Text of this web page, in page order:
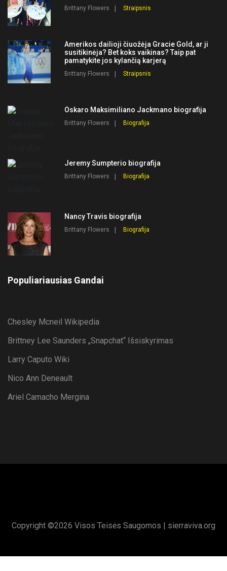
Brittany Flowers Straipsnis
Amerikos dailioji čiuožėja Gracie Gold, ar ji
susitikinėja? Bet koks vaikinas? Taip pat
pamatykite jos kylančią karjerą
Brittany Flowers Straipsnis
Oskaro Maksimiliano Jackmano biografija
Brittany Flowers Biografija
Jeremy Sumpterio biografija
Brittany Flowers Biografija
Nancy Travis biografija
Brittany Flowers Biografija
Populiariausias Gandai
Chesley Mcneil Wikipedia
Brittney Lee Saunders „snapchat“ Išsiskyrimas
Larry Caputo Wiki
Nico Ann Deneault
Ariel Camacho Mergina
Copyright ©2026 Visos Teisės Saugomos | sierraviva.org